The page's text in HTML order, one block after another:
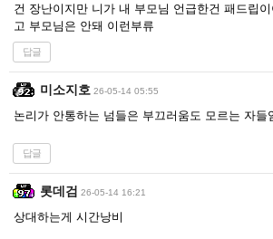
건 장난이지만 니가 내 부모님 언급한건 패드립
고 부모님은 안돼 이런부류
답글
미소지호 26-05-14 05:55
논리가 안통하는 넘들은 부끄러움도 모르는 자들
답글
롯데검 26-05-14 16:21
상대하는게 시간낭비